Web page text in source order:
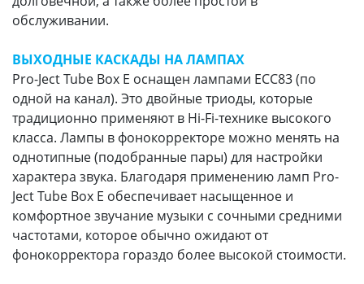
обслуживании.
ВЫХОДНЫЕ КАСКАДЫ НА ЛАМПАХ
Pro-Ject Tube Box E оснащен лампами ECC83 (по
одной на канал). Это двойные триоды, которые
традиционно применяют в Hi-Fi-технике высокого
класса. Лампы в фонокорректоре можно менять на
однотипные (подобранные пары) для настройки
характера звука. Благодаря применению ламп Pro-
Ject Tube Box E обеспечивает насыщенное и
комфортное звучание музыки с сочными средними
частотами, которое обычно ожидают от
фонокорректора гораздо более высокой стоимости.